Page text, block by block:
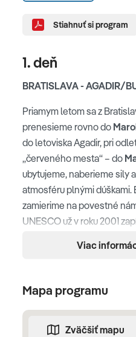
Stiahnuť si program
1. deň
BRATISLAVA - AGADIR/
Priamym letom sa z
prenesieme rovno do
do letoviska Agadir, pri
„červeného mesta“ – do
ubytujeme, naberieme sily
atmosféru plnými dúškami.
zamierime na povestné
UNESCO už v roku 2001
pre jeho rozprávačov,
chutí, vôní a zvukov sa týči
77 metrov vysoká veža sa
Giraldu i pre vežu Hassan v
ochutnáme miestne
Viac
Mapa programu
Zväčšiť mapu